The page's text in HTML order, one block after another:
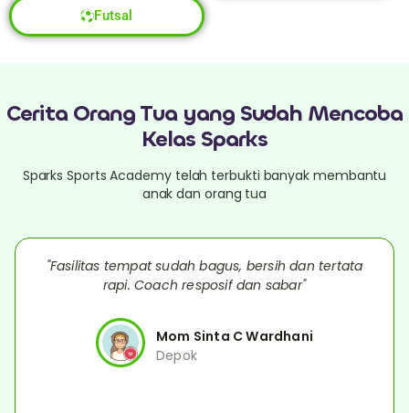
Futsal
Cerita Orang Tua yang Sudah Mencoba
Kelas Sparks
Sparks Sports Academy telah terbukti banyak membantu
anak dan orang tua
"Fasilitas tempat sudah bagus, bersih dan tertata
rapi. Coach resposif dan sabar"
Mom Sinta C Wardhani
Depok